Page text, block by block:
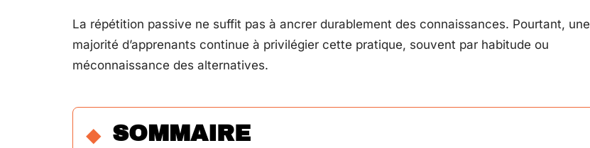
La répétition passive ne suffit pas à ancrer durablement des connaissances. Pourtant, une
majorité d’apprenants continue à privilégier cette pratique, souvent par habitude ou
méconnaissance des alternatives.
SOMMAIRE